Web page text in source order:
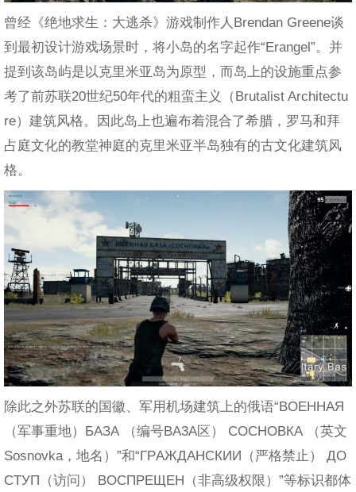
曾经《绝地求生：大逃杀》游戏制作人Brendan Greene谈
到最初设计游戏场景时，将小岛的名字起作“Erangel”。并
提到该岛屿是以克里米亚岛为原型，而岛上的设施重点参
考了前苏联20世纪50年代的粗蛮主义（Brutalist Architectu
re）建筑风格。因此岛上也遍布着混合了希腊，罗马和拜
占庭文化的教堂神庭的克里米亚半岛独有的古文化建筑风
格。
除此之外苏联的国徽、军用机场建筑上的俄语“ΒΟЕННАЯ
（军事重地）БАЗА （编号BA3A区） СОСНОВКА （英文
Sosnovka，地名）”和“ΓΡАЖДАНСКИИ（严格禁止） ДО
СΤУП（访问） ΒОСΠΡЕЩЕН（非高级权限）”等标识都体